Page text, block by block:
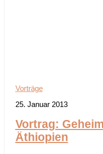
Vorträge
25. Januar 2013
Vortrag:
Äthiopien